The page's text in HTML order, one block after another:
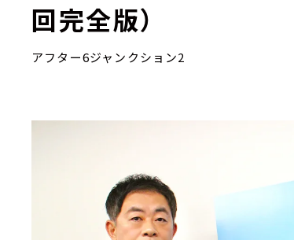
回完全版）
アフター6ジャンクション2